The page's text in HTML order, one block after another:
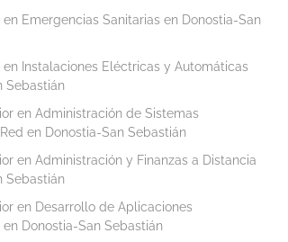
en Emergencias Sanitarias en Donostia-San
en Instalaciones Eléctricas y Automáticas
Sebastián
en Administración de Sistemas
en Donostia-San Sebastián
en Administración y Finanzas a Distancia
Sebastián
en Desarrollo de Aplicaciones
Donostia-San Sebastián